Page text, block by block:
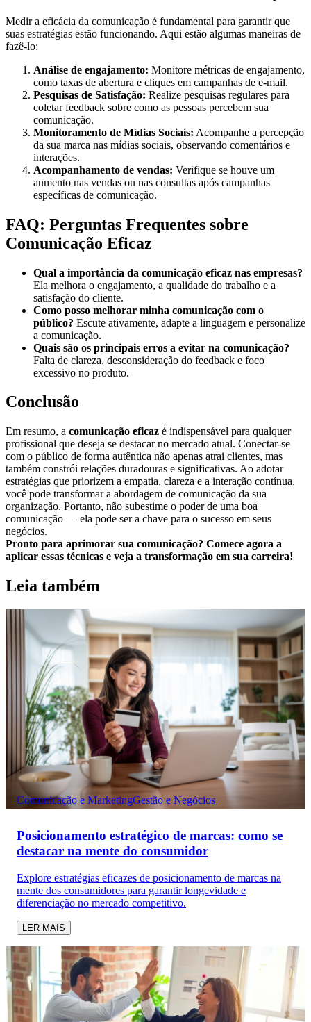
Medir a eficácia da comunicação é fundamental para garantir que
suas estratégias estão funcionando. Aqui estão algumas maneiras de
fazê-lo:
Análise de engajamento: Monitore métricas de engajamento,
como taxas de abertura e cliques em campanhas de e-mail.
Pesquisas de Satisfação: Realize pesquisas regulares para
coletar feedback sobre como as pessoas percebem sua
comunicação.
Monitoramento de Mídias Sociais: Acompanhe a percepção
da sua marca nas mídias sociais, observando comentários e
interações.
Acompanhamento de vendas: Verifique se houve um
aumento nas vendas ou nas consultas após campanhas
específicas de comunicação.
FAQ: Perguntas Frequentes sobre
Comunicação Eficaz
Qual a importância da comunicação eficaz nas empresas?
Ela melhora o engajamento, a qualidade do trabalho e a
satisfação do cliente.
Como posso melhorar minha comunicação com o
público? Escute ativamente, adapte a linguagem e personalize
a comunicação.
Quais são os principais erros a evitar na comunicação?
Falta de clareza, desconsideração do feedback e foco
excessivo no produto.
Conclusão
Em resumo, a comunicação eficaz é indispensável para qualquer
profissional que deseja se destacar no mercado atual. Conectar-se
com o público de forma autêntica não apenas atrai clientes, mas
também constrói relações duradouras e significativas. Ao adotar
estratégias que priorizem a empatia, clareza e a interação contínua,
você pode transformar a abordagem de comunicação da sua
organização. Portanto, não subestime o poder de uma boa
comunicação — ela pode ser a chave para o sucesso em seus
negócios.
Pronto para aprimorar sua comunicação? Comece agora a
aplicar essas técnicas e veja a transformação em sua carreira!
Leia também
Comunicação e MarketingGestão e Negócios
Posicionamento estratégico de marcas: como se
destacar na mente do consumidor
Explore estratégias eficazes de posicionamento de marcas na
mente dos consumidores para garantir longevidade e
diferenciação no mercado competitivo.
LER MAIS